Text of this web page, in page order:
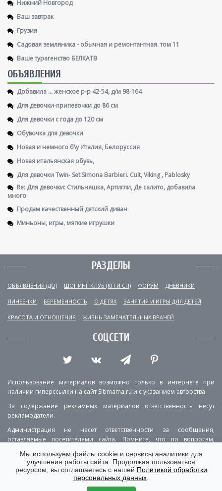
Нижний Новгород
Ваш завтрак
Грузия
Садовая земляника - обычная и ремонтантная. том 11
Ваше турагенство БЕЛКАТВ
ОБЪЯВЛЕНИЯ
Добавила ... женское р-р 42-54, д/м 98-164
Для девочки-припевочки до 86 см
Для девочки с года до 120 см
Обувочка для девочки
Новая и немного б\у Италия, Белоруссия
Новая итальянская обувь,
Для девочки Twin- Set Simona Barbieri. Cult, Viking , Pablosky
Re: Для девочки: Стильняшка, Артигли, Де салито, добавила
много
Продам качественный детский диван
Миньоны, игры, мягкие игрушки
РАЗДЕЛЫ
ОБЪЯВЛЕНИЯ (ДО) ШОПИНГ КЛУБ (КП И СП) ФОРУМ ДНЕВНИКИ
ЛИНЕЕЧКИ БЕРЕМЕННОСТЬ О ДЕТЯХ ЗАНЯТИЯ И ИГРЫ ДЛЯ ДЕТЕЙ
КРАСОТА И ОТНОШЕНИЯ ЖИЗНЬ ЗАМЕЧАТЕЛЬНЫХ ВРАЧЕЙ
СОЦСЕТИ
Использование материалов возможно только в интернете при
наличии гиперссылки на сайт Sibmama.ru и с указанием авторства.
За содержание рекламных материалов ответственность несут
рекламодатели.
Администрация не несет ответственности за сообщения,
оставляемые посетителями сайта. Помните, что по вопросам,
РЕКЛАМА О ПРОЕКТЕ
КОНТАКТЫ
ПОЛИТИКА КОНФИДЕНЦИАЛЬНОСТИ
ВЕРСИЯ ДЛЯ КОМПЬЮТЕРА
Мы используем файлы cookie и сервисы аналитики для
улучшения работы сайта. Продолжая пользоваться
ресурсом, вы соглашаетесь с нашей Политикой обработки
персональных данных